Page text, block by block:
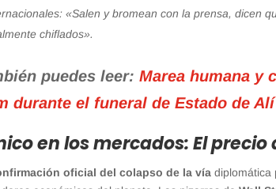
«Salen y bromean con la prensa, dicen
chiflados».
puedes leer:Marea humana y
durante el funeral de Estado de
en los mercados: El
oficial del colapso de la vía diplomática